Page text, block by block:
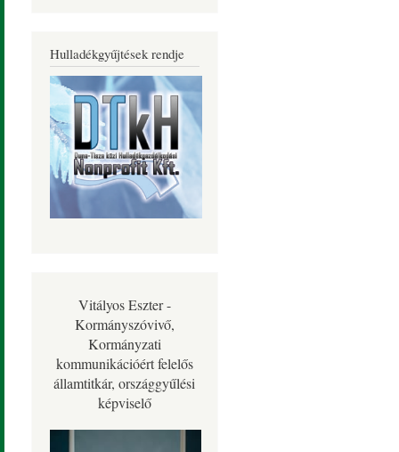
Hulladékgyűjtések rendje
Vitályos Eszter -
Kormányszóvivő,
Kormányzati
kommunikációért felelős
államtitkár, országgyűlési
képviselő